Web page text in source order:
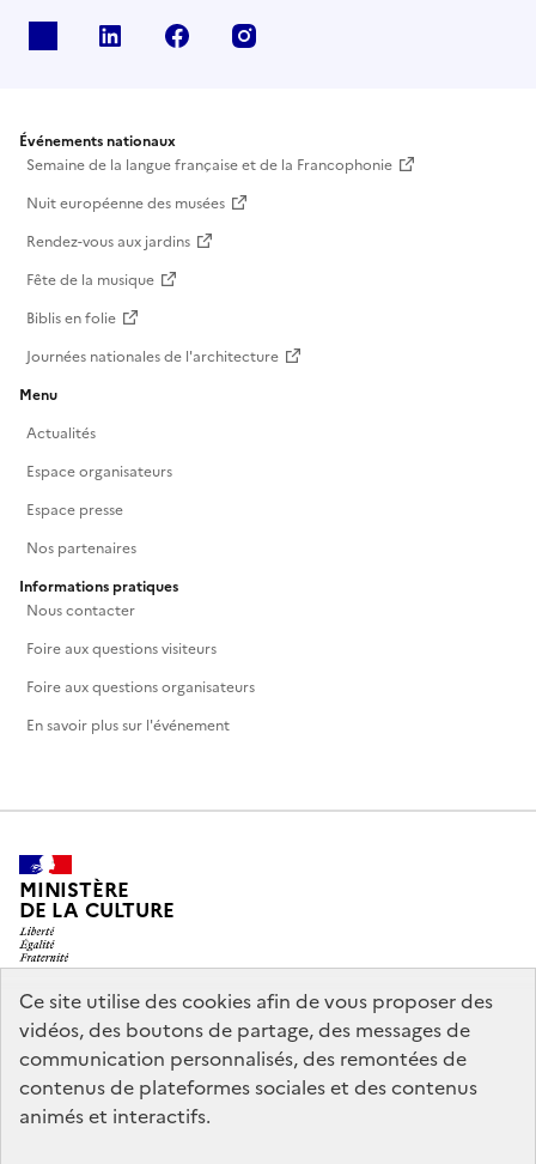
Ce site utilise des cookies afin de vous proposer des
vidéos, des boutons de partage, des messages de
communication personnalisés, des remontées de
contenus de plateformes sociales et des contenus
animés et interactifs.
Linkedin Facebook
Événements nationaux
Semaine de la langue française et de la Francophonie
Nuit européenne des musées
Rendez-vous aux jardins
Fête de la musique
Biblis en folie
Journées nationales de l'architecture
Menu
Actualités
Espace organisateurs
Espace presse
Nos partenaires
Informations pratiques
Nous contacter
Foire aux questions visiteurs
Foire aux questions organisateurs
En savoir plus sur l'événement
MINISTÈRE
DE LA CULTURE
legifrance.gouv.fr
info.gouv.fr
service-public.gouv.fr
data.gouv.fr